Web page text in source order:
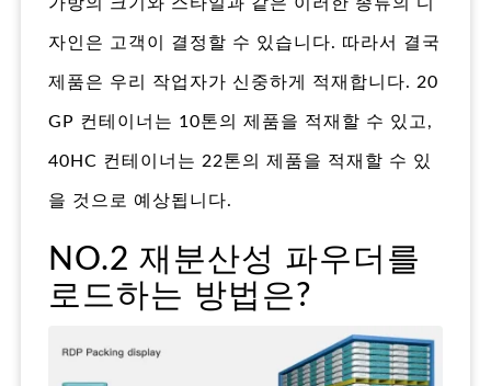
자인은 고객이 결정할 수 있습니다. 따라서 결국
제품은 우리 작업자가 신중하게 적재합니다. 20
GP 컨테이너는 10톤의 제품을 적재할 수 있고,
40HC 컨테이너는 22톤의 제품을 적재할 수 있
을 것으로 예상됩니다.
NO.2 재분산성 파우더를
로드하는 방법은?